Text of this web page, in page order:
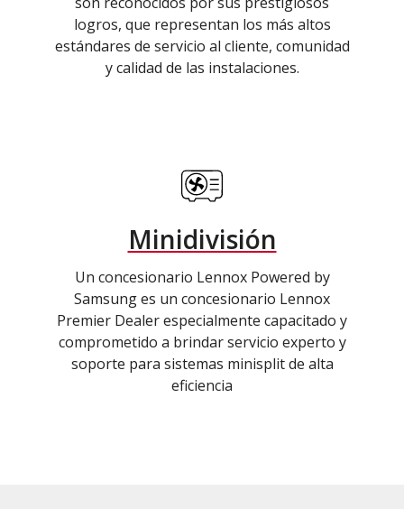
logros, que representan los más altos
estándares de servicio al cliente, comunidad
y calidad de las instalaciones.
Minidivisión
Un concesionario Lennox Powered by
Samsung es un concesionario Lennox
Premier Dealer especialmente capacitado y
comprometido a brindar servicio experto y
soporte para sistemas minisplit de alta
eficiencia